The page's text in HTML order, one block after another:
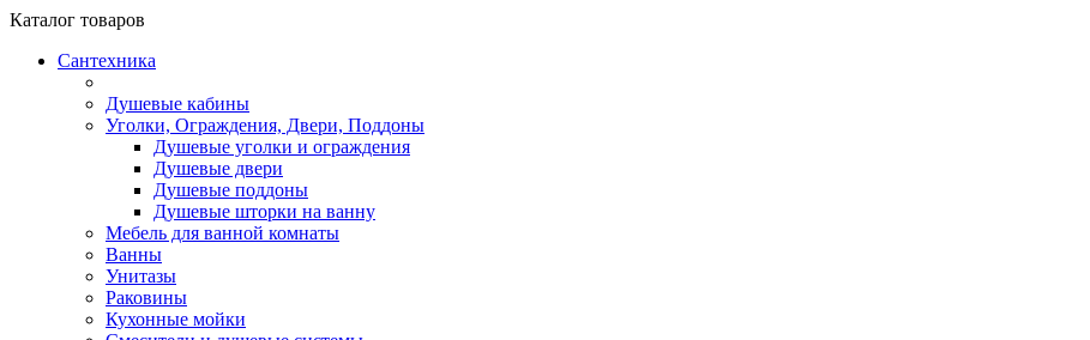
Каталог товаров
Сантехника
Душевые кабины
Уголки, Ограждения, Двери, Поддоны
Душевые уголки и ограждения
Душевые двери
Душевые поддоны
Душевые шторки на ванну
Мебель для ванной комнаты
Ванны
Унитазы
Раковины
Кухонные мойки